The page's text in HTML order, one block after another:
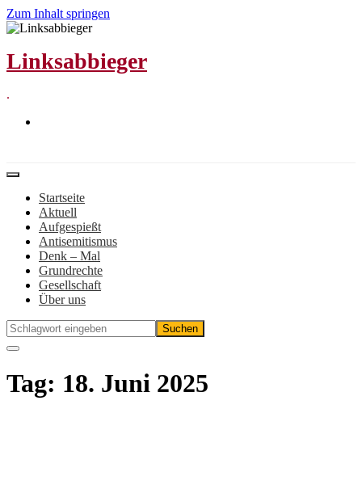
Zum Inhalt springen
Linksabbieger
.
Startseite
Aktuell
Aufgespießt
Antisemitismus
Denk – Mal
Grundrechte
Gesellschaft
Über uns
Tag: 18. Juni 2025